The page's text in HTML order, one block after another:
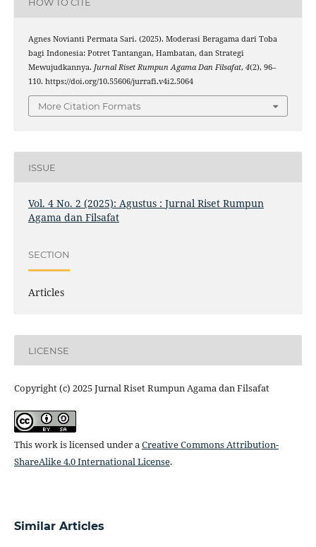
Agnes Novianti Permata Sari. (2025). Moderasi Beragama dari Toba
bagi Indonesia: Potret Tantangan, Hambatan, dan Strategi
Mewujudkannya. Jurnal Riset Rumpun Agama Dan Filsafat, 4(2), 96–
110. https://doi.org/10.55606/jurrafi.v4i2.5064
More Citation Formats
ISSUE
Vol. 4 No. 2 (2025): Agustus : Jurnal Riset Rumpun
Agama dan Filsafat
SECTION
Articles
LICENSE
Copyright (c) 2025 Jurnal Riset Rumpun Agama dan Filsafat
This work is licensed under aCreative Commons Attribution-
ShareAlike 4.0 International License.
Similar Articles